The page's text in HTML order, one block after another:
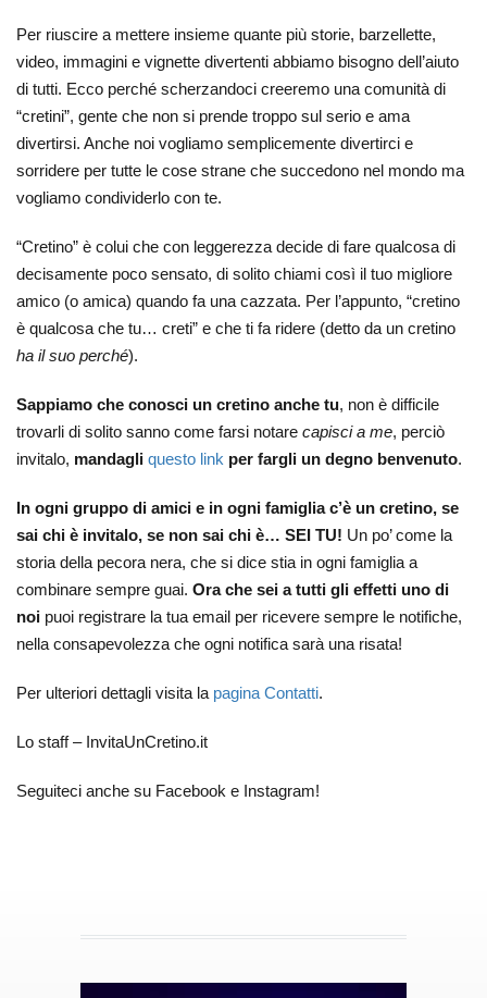
Per riuscire a mettere insieme quante più storie, barzellette,
video, immagini e vignette divertenti abbiamo bisogno dell’aiuto
di tutti. Ecco perché scherzandoci creeremo una comunità di
“cretini”, gente che non si prende troppo sul serio e ama
divertirsi. Anche noi vogliamo semplicemente divertirci e
sorridere per tutte le cose strane che succedono nel mondo ma
vogliamo condividerlo con te.
“Cretino” è colui che con leggerezza decide di fare qualcosa di
decisamente poco sensato, di solito chiami così il tuo migliore
amico (o amica) quando fa una cazzata. Per l’appunto, “cretino
è qualcosa che tu… creti” e che ti fa ridere (detto da un cretino
ha il suo perché).
Sappiamo che conosci un cretino anche tu, non è difficile
trovarli di solito sanno come farsi notare capisci a me, perciò
invitalo, mandagli questo link per fargli un degno benvenuto.
In ogni gruppo di amici e in ogni famiglia c’è un cretino, se
sai chi è invitalo, se non sai chi è… SEI TU! Un po’ come la
storia della pecora nera, che si dice stia in ogni famiglia a
combinare sempre guai. Ora che sei a tutti gli effetti uno di
noi puoi registrare la tua email per ricevere sempre le notifiche,
nella consapevolezza che ogni notifica sarà una risata!
Per ulteriori dettagli visita la pagina Contatti.
Lo staff – InvitaUnCretino.it
Seguiteci anche su Facebook e Instagram!